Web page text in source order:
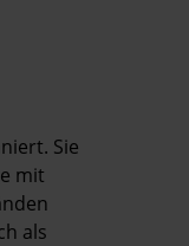
Sie
mit
als